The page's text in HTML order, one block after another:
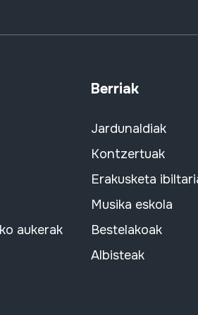
aukerak
Berriak
Jardunaldiak
Kontzertuak
Erakusketa
Musika eskola
Bestelakoak
Albisteak